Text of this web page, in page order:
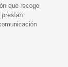
que recoge
prestan